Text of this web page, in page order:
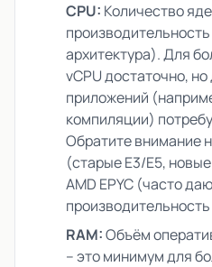
CPU: Количество
архитектура). Для
vCPU достаточно,
приложений
компиляции)
Обратите внимание
(старые E3/E5,
AMD EPYC (часто
RAM:Объём
– это минимум для